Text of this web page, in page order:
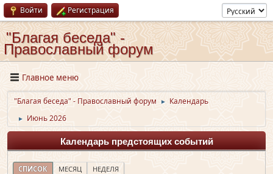
Войти Регистрация
"Благая беседа" -
Православный форум
Главное меню
"Благая беседа" - Православный форум ► Календарь
► Июнь 2026
Календарь предстоящих событий
СПИСОК МЕСЯЦ НЕДЕЛЯ